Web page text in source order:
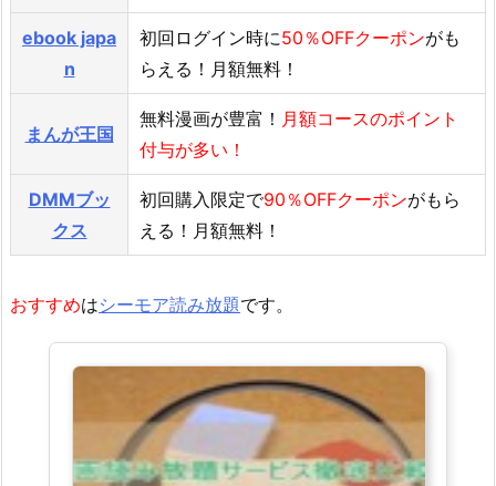
ebook japa
n
初回ログイン時に50％OFFクーポンがも
らえる！月額無料！
まんが王国
無料漫画が豊富！ 月額コースのポイント
付与が多い！
DMMブッ
クス
初回購入限定で90％OFFクーポンがもら
える！月額無料！
おすすめはシーモア読み放題です。